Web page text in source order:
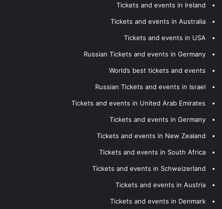
Tickets and events in Ireland
Tickets and events in Australia
Tickets and events in USA
Russian Tickets and events in Germany
World’s best tickets and events
Russian Tickets and events in Israel
Tickets and events in United Arab Emirates
Tickets and events in Germany
Tickets and events in New Zealand
Tickets and events in South Africa
Tickets and events in Schweizerland
Tickets and events in Austria
Tickets and events in Denmark